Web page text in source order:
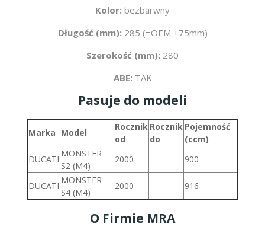
Kolor: bezbarwny
Długość (mm): 285 (=OEM +75mm)
Szerokość (mm): 280
ABE: TAK
Pasuje do modeli
Marka Model
Rocznik
od
Rocznik
do
Pojemność
(ccm)
DUCATI
MONSTER
S2 (M4)
2000 900
DUCATI
MONSTER
S4 (M4)
2000 916
O Firmie MRA